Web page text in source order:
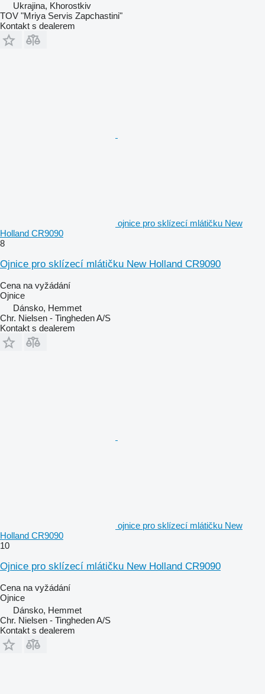
Ukrajina, Khorostkiv
TOV "Mriya Servis Zapchastini"
Kontakt s dealerem
ojnice pro sklízecí mlátičku New
Holland CR9090
8
Ojnice pro sklízecí mlátičku New Holland CR9090
Cena na vyžádání
Ojnice
Dánsko, Hemmet
Chr. Nielsen - Tingheden A/S
Kontakt s dealerem
ojnice pro sklízecí mlátičku New
Holland CR9090
10
Ojnice pro sklízecí mlátičku New Holland CR9090
Cena na vyžádání
Ojnice
Dánsko, Hemmet
Chr. Nielsen - Tingheden A/S
Kontakt s dealerem